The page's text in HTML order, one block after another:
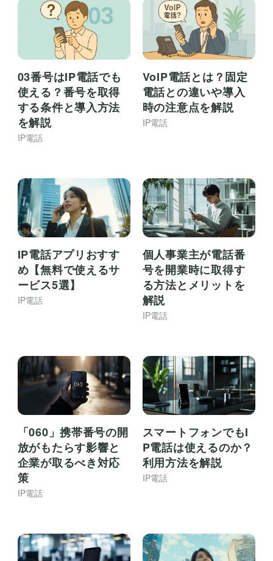
03番号はIP電話でも
使える？番号を取得
する条件と導入方法
を解説
IP電話
VoIP電話とは？固定
電話との違いや導入
時の注意点を解説
IP電話
IP電話アプリおすす
め【無料で使えるサ
ービス5選】
IP電話
個人事業主が電話番
号を開業時に取得す
る方法とメリットを
解説
IP電話
「060」携帯番号の開
放がもたらす影響と
企業が取るべき対応
策
IP電話
スマートフォンでもI
P電話は使えるのか？
利用方法を解説
IP電話